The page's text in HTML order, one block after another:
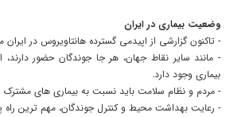
وضعیت بیماری در ایران
- تاکنون گزارشی از اپیدمی گسترده هانتاویروس در
- مانند سایر نقاط جهان، هر جا جوندگان حضور
بیماری وجود دارد.
- مردم و نظام سلامت باید نسبت به بیماری های مشترک
- رعایت بهداشت محیط و کنترل جوندگان، مهم ترین